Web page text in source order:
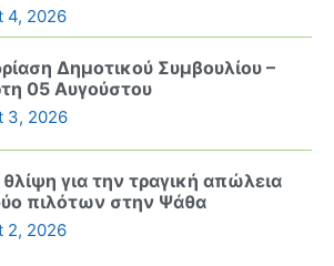
4, 2026
Δημοτικού Συμβουλίου –
05 Αυγούστου
3, 2026
θλίψη για την τραγική απώλεια
πιλότων στην Ψάθα
2, 2026